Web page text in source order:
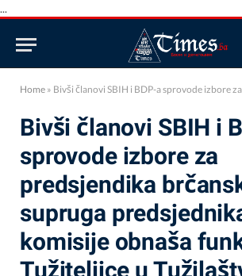
...
Home » Bivši članovi SBIH i BDP-a sprovode izbore za predsjendika brčanske SDA, supruga predsjednika komisije obnaša
Bivši članovi SBIH i
sprovode izbore za
predsjendika
supruga
komisije obnaša
Tužiteljice u